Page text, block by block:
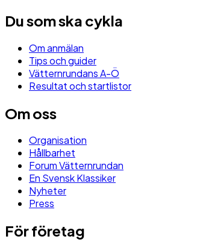
Du som ska cykla
Om anmälan
Tips och guider
Vätternrundans A-Ö
Resultat och startlistor
Om oss
Organisation
Hållbarhet
Forum Vätternrundan
En Svensk Klassiker
Nyheter
Press
För företag